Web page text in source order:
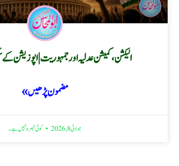
الیکشن، کمیشن عدلیہ اور جمہوریت | اپوزیشن
مضمون پڑھیں »
جولائی 8, 2026 کوئی تبصرہ نہیں ہے۔